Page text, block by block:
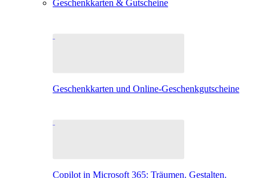
Geschenkkarten & Gutscheine
Geschenkkarten und Online-Geschenkgutscheine
Copilot in Microsoft 365: Träumen. Gestalten.